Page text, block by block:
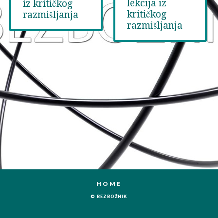
iz kritičkog
razmišljanja
lekcija iz
kritičkog
razmišljanja
HOME
© BEZBOŽNIK